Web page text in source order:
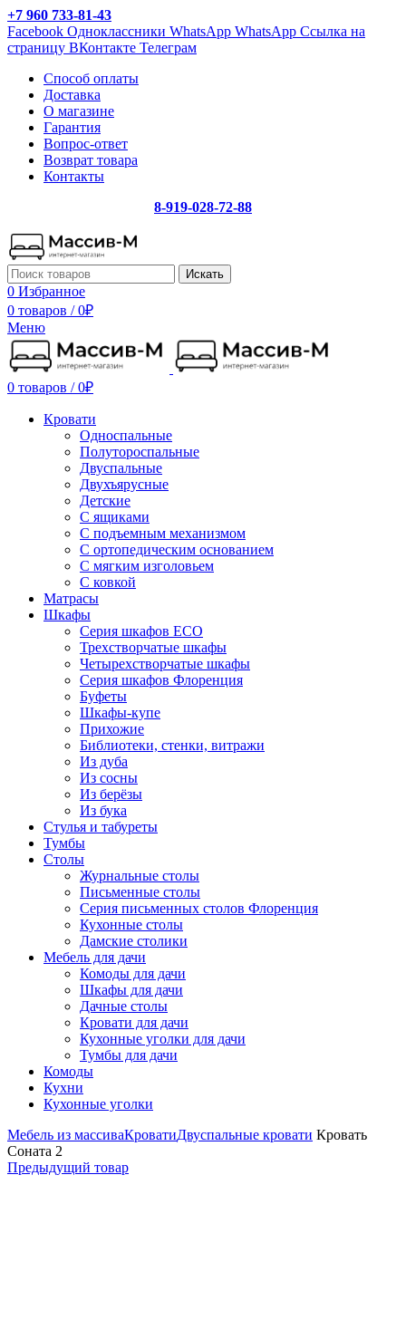
+7 960 733-81-43
Facebook Одноклассники WhatsApp WhatsApp Ссылка на
страницу ВКонтакте Телеграм
Способ оплаты
Доставка
О магазине
Гарантия
Вопрос-ответ
Возврат товара
Контакты
8-919-028-72-88
Искать
0 Избранное
0 товаров / 0₽
Меню
0 товаров / 0₽
Кровати
Односпальные
Полутороспальные
Двуспальные
Двухъярусные
Детские
С ящиками
С подъемным механизмом
С ортопедическим основанием
С мягким изголовьем
С ковкой
Матрасы
Шкафы
Серия шкафов ECO
Трехстворчатые шкафы
Четырехстворчатые шкафы
Серия шкафов Флоренция
Буфеты
Шкафы-купе
Прихожие
Библиотеки, стенки, витражи
Из дуба
Из сосны
Из берёзы
Из бука
Стулья и табуреты
Тумбы
Столы
Журнальные столы
Письменные столы
Серия письменных столов Флоренция
Кухонные столы
Дамские столики
Мебель для дачи
Комоды для дачи
Шкафы для дачи
Дачные столы
Кровати для дачи
Кухонные уголки для дачи
Тумбы для дачи
Комоды
Кухни
Кухонные уголки
Мебель из массиваКроватиДвуспальные кровати Кровать
Соната 2
Предыдущий товар